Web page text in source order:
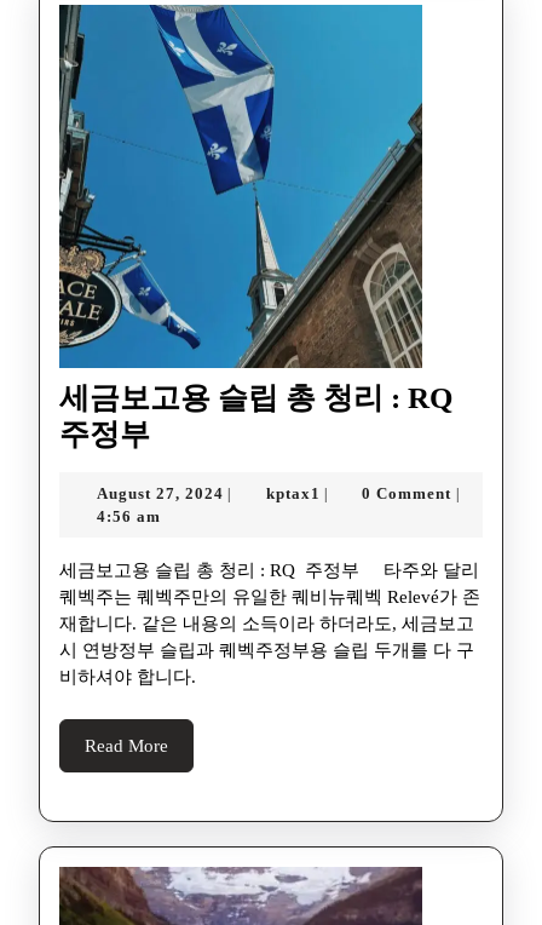
세금보고용 슬립 총 청리 : RQ
주정부
August 27, 2024 | kptax1 | 0 Comment |
4:56 am
세금보고용 슬립 총 청리 : RQ 주정부 타주와 달리
퀘벡주는 퀘벡주만의 유일한 퀘비뉴퀘벡 Relevé가 존
재합니다. 같은 내용의 소득이라 하더라도, 세금보고
시 연방정부 슬립과 퀘벡주정부용 슬립 두개를 다 구
비하셔야 합니다.
Read More